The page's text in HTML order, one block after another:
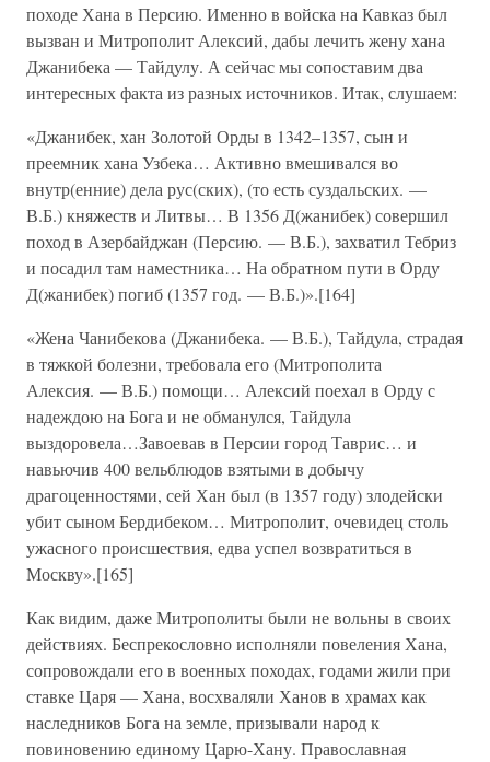
походе Хана в Персию. Именно в войска на Кавказ был
вызван и Митрополит Алексий, дабы лечить жену хана
Джанибека — Тайдулу. А сейчас мы сопоставим два
интересных факта из разных источников. Итак, слушаем:
«Джанибек, хан Золотой Орды в 1342–1357, сын и
преемник хана Узбека… Активно вмешивался во
внутр(енние) дела рус(ских), (то есть суздальских. —
В.Б.) княжеств и Литвы… В 1356 Д(жанибек) совершил
поход в Азербайджан (Персию. — В.Б.), захватил Тебриз
и посадил там наместника… На обратном пути в Орду
Д(жанибек) погиб (1357 год. — В.Б.)».[164]
«Жена Чанибекова (Джанибека. — В.Б.), Тайдула, страдая
в тяжкой болезни, требовала его (Митрополита
Алексия. — В.Б.) помощи… Алексий поехал в Орду с
надеждою на Бога и не обманулся, Тайдула
выздоровела…Завоевав в Персии город Таврис… и
навьючив 400 вельблюдов взятыми в добычу
драгоценностями, сей Хан был (в 1357 году) злодейски
убит сыном Бердибеком… Митрополит, очевидец столь
ужасного происшествия, едва успел возвратиться в
Москву».[165]
Как видим, даже Митрополиты были не вольны в своих
действиях. Беспрекословно исполняли повеления Хана,
сопровождали его в военных походах, годами жили при
ставке Царя — Хана, восхваляли Ханов в храмах как
наследников Бога на земле, призывали народ к
повиновению единому Царю-Хану. Православная